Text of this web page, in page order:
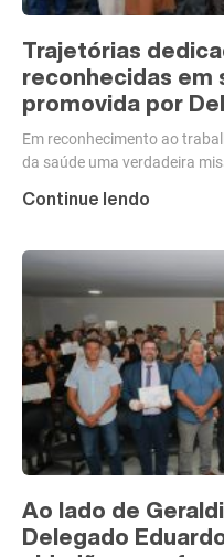
Trajetórias
reconhecidas em
promovida por
Em reconhecimento ao
da saúde uma verdadeira
Continue lendo
Ao lado de
Delegado